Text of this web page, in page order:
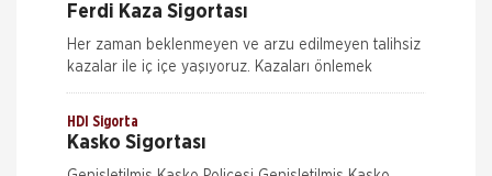
Ferdi Kaza Sigortası
Her zaman beklenmeyen ve arzu edilmeyen talihsiz
kazalar ile iç içe yaşıyoruz. Kazaları önlemek
mümkün ama ne kadar dikkat edersek edelim
HDI Sigorta
Kasko Sigortası